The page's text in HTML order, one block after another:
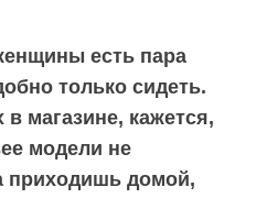
есть пара
только сидеть.
магазине, кажется,
модели не
приходишь домой,